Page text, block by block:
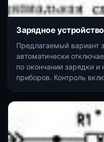
Зарядное
Предлагаемый вариант
автоматически
по окончании зарядки
приборов. Контроль